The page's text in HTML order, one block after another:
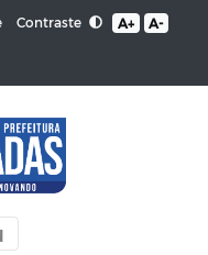
Contraste A+ A-